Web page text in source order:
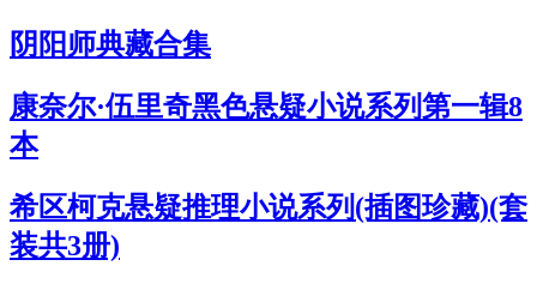
阴阳师典藏合集
康奈尔·伍里奇黑色悬疑小说系列第一辑8
本
希区柯克悬疑推理小说系列(插图珍藏)(套
装共3册)